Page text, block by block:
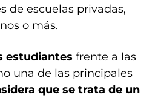
de escuelas privadas,
o más.
estudiantes frente a las
una de las principales
que se trata de un